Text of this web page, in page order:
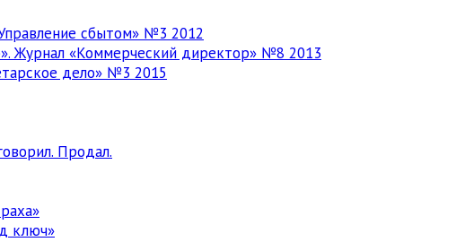
сбытом» №3 2012
Журнал «Коммерческий директор» №8 2013
дело» №3 2015
Продал.
ключ»